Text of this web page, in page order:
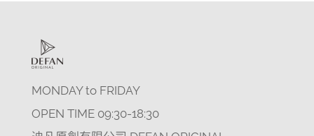
MONDAY to FRIDAY
OPEN TIME 09:30-18:30